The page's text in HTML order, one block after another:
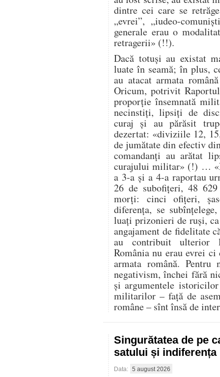
dintre cei care se
„evrei”, „iudeo-
generale erau o
retragerii» (!!).
Dacă totuși au existat
luate în seamă; în plus,
au atacat armata
Oricum, potrivit
proporție însemnată
necinstiți, lipsiți de
curaj și au părăsit
dezertat: «diviziile 12,
de jumătate din efectiv
comandanți au arătat
curajului militar» (!) …
a 3-a și a 4-a raportau
26 de subofițeri, 48
morți: cinci ofițeri,
diferența, se
luați prizonieri de ruși,
angajament de fidelitate
au contribuit ulterior
România nu erau evrei
armata română.
negativism, închei fără
și argumentele
militarilor – față de
române – sînt însă de
Singurătatea de pe
satului și
Data: 5 august 2026